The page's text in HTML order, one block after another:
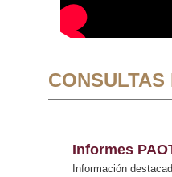
CONSULTAS
Informes
Información